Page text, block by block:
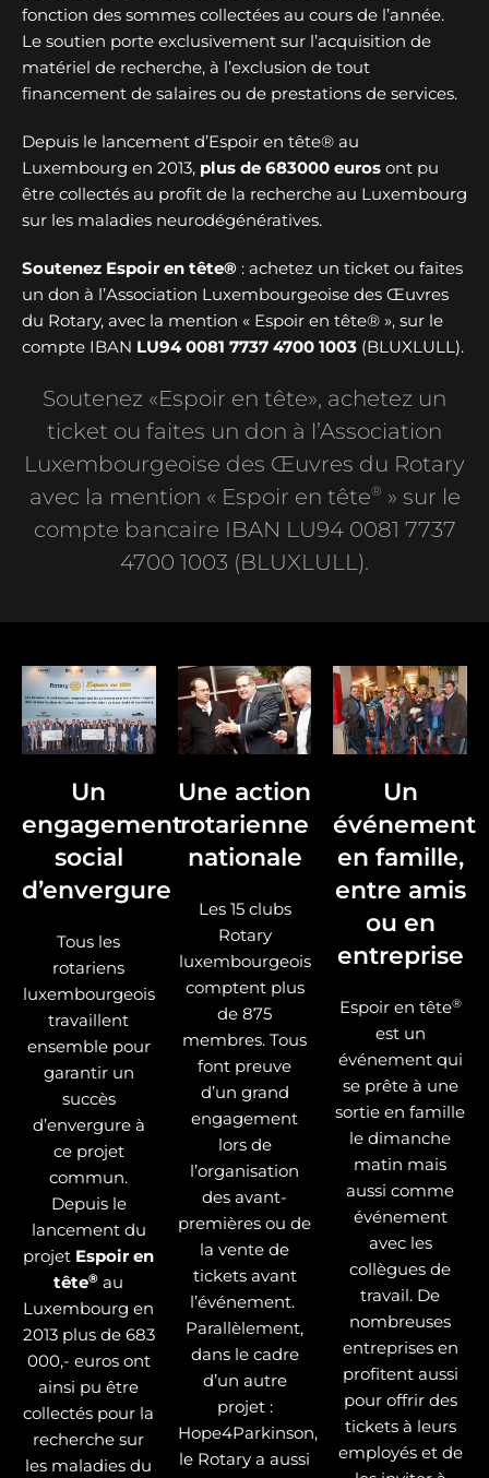
fonction des sommes collectées au cours de l’année.
Le soutien porte exclusivement sur l’acquisition de
matériel de recherche, à l’exclusion de tout
financement de salaires ou de prestations de services.
Depuis le lancement d’Espoir en tête® au
Luxembourg en 2013, plus de 683000 euros ont pu
être collectés au profit de la recherche au Luxembourg
sur les maladies neurodégénératives.
Soutenez Espoir en tête® : achetez un ticket ou faites
un don à l’Association Luxembourgeoise des Œuvres
du Rotary, avec la mention « Espoir en tête® », sur le
compte IBAN LU94 0081 7737 4700 1003 (BLUXLULL).
Soutenez «Espoir en tête», achetez un
ticket ou faites un don à l’Association
Luxembourgeoise des Œuvres du Rotary
avec la mention « Espoir en tête® » sur le
compte bancaire IBAN LU94 0081 7737
4700 1003 (BLUXLULL).
Un
engagement
social
d’envergure
Tous les
rotariens
luxembourgeois
travaillent
ensemble pour
garantir un
succès
d’envergure à
ce projet
commun.
Depuis le
lancement du
projet Espoir en
tête® au
Luxembourg en
2013 plus de 683
000,- euros ont
ainsi pu être
collectés pour la
recherche sur
les maladies du
Une action
rotarienne
nationale
Les 15 clubs
Rotary
luxembourgeois
comptent plus
de 875
membres. Tous
font preuve
d’un grand
engagement
lors de
l’organisation
des avant-
premières ou de
la vente de
tickets avant
l’événement.
Parallèlement,
dans le cadre
d’un autre
projet :
Hope4Parkinson,
le Rotary a aussi
Un
événement
en famille,
entre amis
ou en
entreprise
Espoir en tête®
est un
événement qui
se prête à une
sortie en famille
le dimanche
matin mais
aussi comme
événement
avec les
collègues de
travail. De
nombreuses
entreprises en
profitent aussi
pour offrir des
tickets à leurs
employés et de